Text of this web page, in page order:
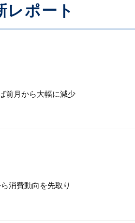
レポート
前月から大幅に減少
消費動向を先取り